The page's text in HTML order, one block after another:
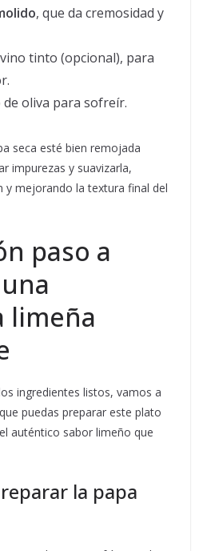
, que da cremosidad y
tinto (opcional), para
de oliva para sofreír.
seca esté bien remojada
impurezas y suavizarla,
y mejorando la textura final del
paso a
limeña
ingredientes listos, vamos a
puedas preparar este plato
auténtico sabor limeño que
la papa